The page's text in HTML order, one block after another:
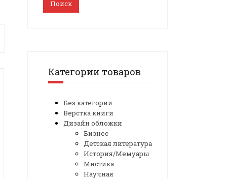
Поиск
Категории товаров
Без категории
Верстка книги
Дизайн обложки
Бизнес
Детская литература
История/Мемуары
Мистика
Научная